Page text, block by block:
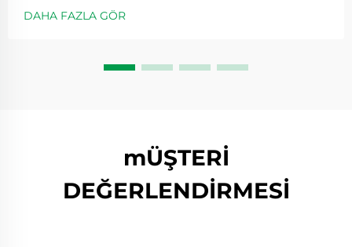
döneceğini belirler ve genellikle 5.2:1 gibi değerlerle
ifade edilir; bu değer, kolu bir kez çevirdiğimizde
DAHA FAZLA GÖR
mÜŞTERİ
DEĞERLENDİRMESİ